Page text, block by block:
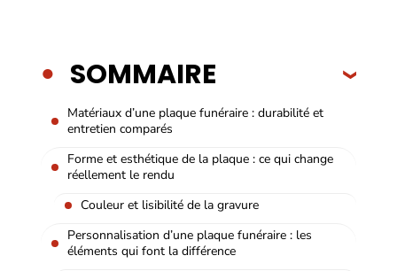
SOMMAIRE
Matériaux d’une plaque funéraire : durabilité et
entretien comparés
Forme et esthétique de la plaque : ce qui change
réellement le rendu
Couleur et lisibilité de la gravure
Personnalisation d’une plaque funéraire : les
éléments qui font la différence